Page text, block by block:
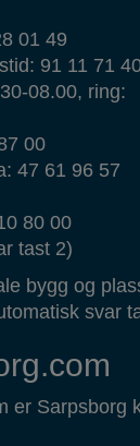
01 49
91 11 71
08.00, ring:
00
47 61 96 57
80 00
tast 2)
bygg og
svar
er Sarpsborg